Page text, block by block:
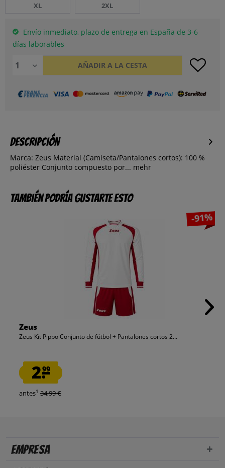
XL 2XL
Envío inmediato, plazo de entrega en España de 3-6
días laborables
AÑADIR A LA CESTA
Descripción
Marca: Zeus Material (Camiseta/Pantalones cortos): 100 %
poliéster Conjunto compuesto por... mehr
También podría gustarte esto
-91%
Zeus
Zeus Kit Pippo Conjunto de fútbol + Pantalones cortos 2...
2.99
antes1 34,99 €
Empresa